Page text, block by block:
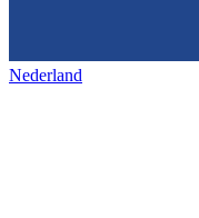
Nederland